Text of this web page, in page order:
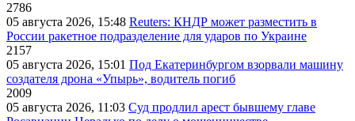
2786
05 августа 2026, 15:48 Reuters: КНДР может разместить в
России ракетное подразделение для ударов по Украине
2157
05 августа 2026, 15:01 Под Екатеринбургом взорвали машину
создателя дрона «Упырь», водитель погиб
2009
05 августа 2026, 11:03 Суд продлил арест бывшему главе